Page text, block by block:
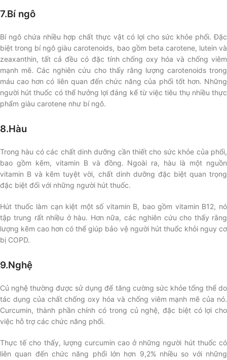
7.Bí ngô
Bí ngô chứa nhiều hợp chất thực vật có lợi cho sức khỏe phổi. Đặc
biệt trong bí ngô giàu carotenoids, bao gồm beta carotene, lutein và
zeaxanthin, tất cả đều có đặc tính chống oxy hóa và chống viêm
mạnh mẽ. Các nghiên cứu cho thấy rằng lượng carotenoids trong
máu cao hơn có liên quan đến chức năng của phổi tốt hơn. Những
người hút thuốc có thể hưởng lợi đáng kể từ việc tiêu thụ nhiều thực
phẩm giàu carotene như bí ngô.
8.Hàu
Trong hàu có các chất dinh dưỡng cần thiết cho sức khỏe của phổi,
bao gồm kẽm, vitamin B và đồng. Ngoài ra, hàu là một nguồn
vitamin B và kẽm tuyệt vời, chất dinh dưỡng đặc biệt quan trọng
đặc biệt đối với những người hút thuốc.
Hút thuốc làm cạn kiệt một số vitamin B, bao gồm vitamin B12, nó
tập trung rất nhiều ở hàu. Hơn nữa, các nghiên cứu cho thấy rằng
lượng kẽm cao hơn có thể giúp bảo vệ người hút thuốc khỏi nguy cơ
bị COPD.
9.Nghệ
Củ nghệ thường được sử dụng để tăng cường sức khỏe tổng thể do
tác dụng của chất chống oxy hóa và chống viêm mạnh mẽ của nó.
Curcumin, thành phần chính có trong củ nghệ, đặc biệt có lợi cho
việc hỗ trợ các chức năng phổi.
Thực tế cho thấy, lượng curcumin cao ở những người hút thuốc có
liên quan đến chức năng phổi lớn hơn 9,2% nhiều so với những